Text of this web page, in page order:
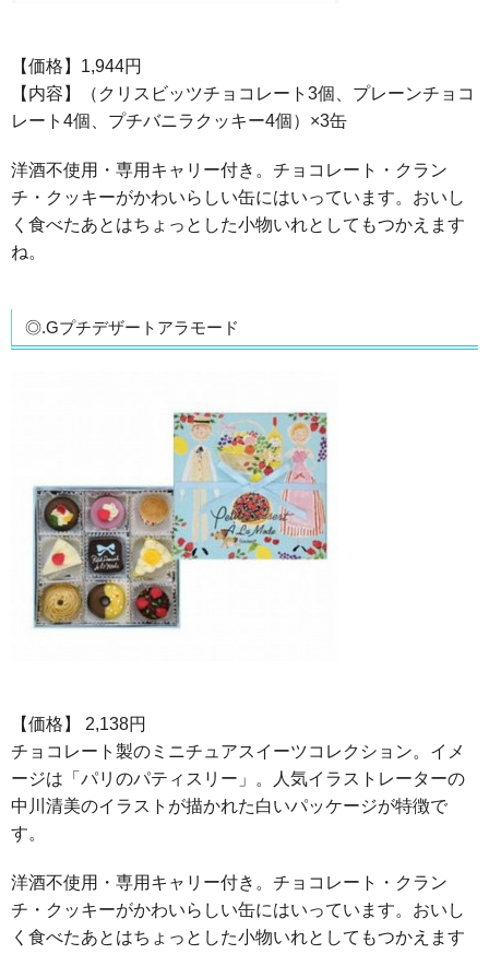
【価格】1,944円
【内容】（クリスビッツチョコレート3個、プレーンチョコ
レート4個、プチバニラクッキー4個）×3缶
洋酒不使用・専用キャリー付き。チョコレート・クラン
チ・クッキーがかわいらしい缶にはいっています。おいし
く食べたあとはちょっとした小物いれとしてもつかえます
ね。
◎.Gプチデザートアラモード
【価格】 2,138円
チョコレート製のミニチュアスイーツコレクション。イメ
ージは「パリのパティスリー」。人気イラストレーターの
中川清美のイラストが描かれた白いパッケージが特徴で
す。
洋酒不使用・専用キャリー付き。チョコレート・クラン
チ・クッキーがかわいらしい缶にはいっています。おいし
く食べたあとはちょっとした小物いれとしてもつかえます